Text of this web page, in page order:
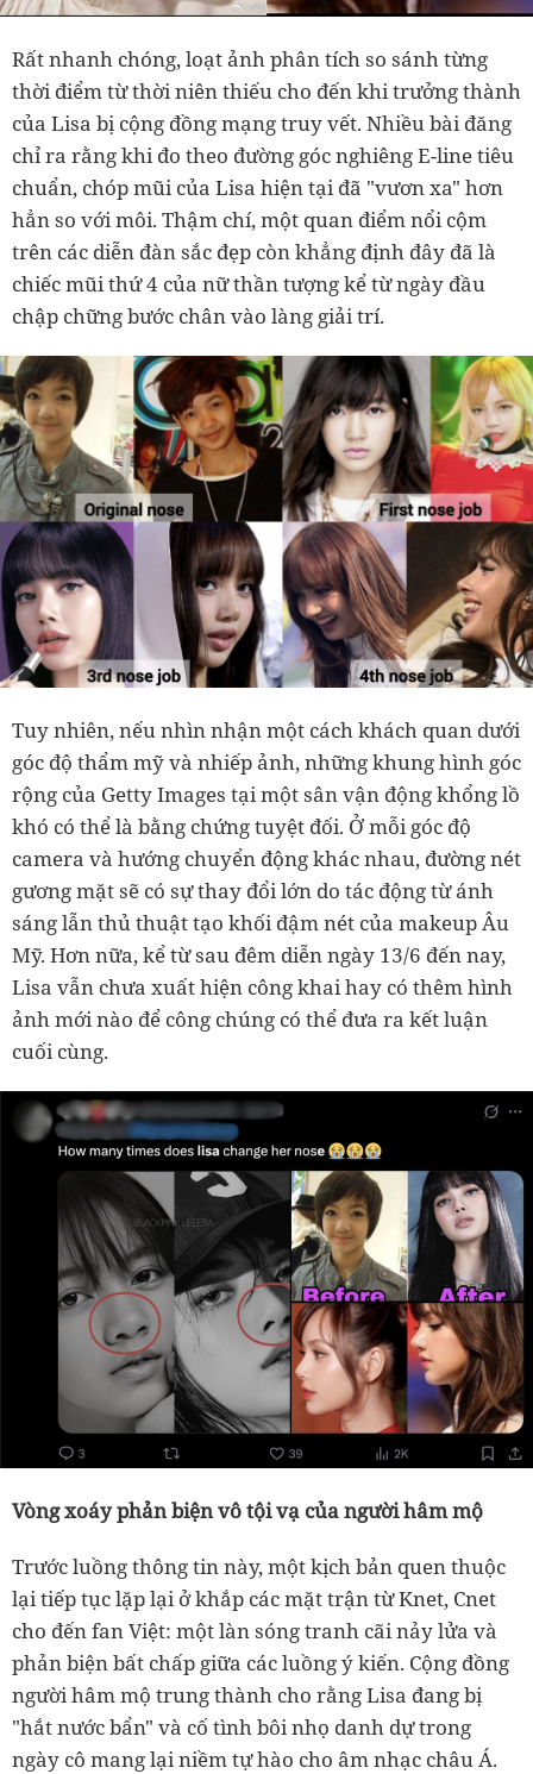
Rất nhanh chóng, loạt ảnh phân tích so sánh từng
thời điểm từ thời niên thiếu cho đến khi trưởng thành
của Lisa bị cộng đồng mạng truy vết. Nhiều bài đăng
chỉ ra rằng khi đo theo đường góc nghiêng E-line tiêu
chuẩn, chóp mũi của Lisa hiện tại đã "vươn xa" hơn
hẳn so với môi. Thậm chí, một quan điểm nổi cộm
trên các diễn đàn sắc đẹp còn khẳng định đây đã là
chiếc mũi thứ 4 của nữ thần tượng kể từ ngày đầu
chập chững bước chân vào làng giải trí.
Tuy nhiên, nếu nhìn nhận một cách khách quan dưới
góc độ thẩm mỹ và nhiếp ảnh, những khung hình góc
rộng của Getty Images tại một sân vận động khổng lồ
khó có thể là bằng chứng tuyệt đối. Ở mỗi góc độ
camera và hướng chuyển động khác nhau, đường nét
gương mặt sẽ có sự thay đổi lớn do tác động từ ánh
sáng lẫn thủ thuật tạo khối đậm nét của makeup Âu
Mỹ. Hơn nữa, kể từ sau đêm diễn ngày 13/6 đến nay,
Lisa vẫn chưa xuất hiện công khai hay có thêm hình
ảnh mới nào để công chúng có thể đưa ra kết luận
cuối cùng.
Vòng xoáy phản biện vô tội vạ của người hâm mộ
Trước luồng thông tin này, một kịch bản quen thuộc
lại tiếp tục lặp lại ở khắp các mặt trận từ Knet, Cnet
cho đến fan Việt: một làn sóng tranh cãi nảy lửa và
phản biện bất chấp giữa các luồng ý kiến. Cộng đồng
người hâm mộ trung thành cho rằng Lisa đang bị
"hắt nước bẩn" và cố tình bôi nhọ danh dự trong
ngày cô mang lại niềm tự hào cho âm nhạc châu Á.